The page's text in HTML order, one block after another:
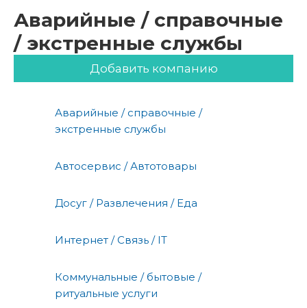
Аварийные / справочные
/ экстренные службы
Добавить компанию
Аварийные / справочные /
экстренные службы
Автосервис / Автотовары
Досуг / Развлечения / Еда
Интернет / Связь / IT
Коммунальные / бытовые /
ритуальные услуги